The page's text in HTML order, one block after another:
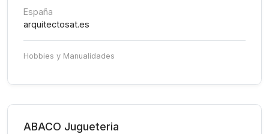
España
arquitectosat.es
Hobbies y Manualidades
ABACO Jugueteria